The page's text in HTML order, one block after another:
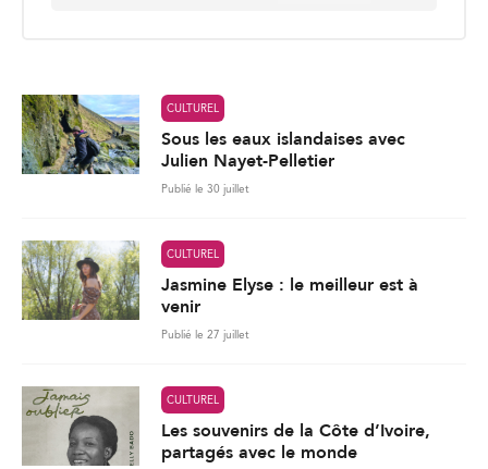
Jasmine Elyse : le meilleur est à
venir
Publié le 27 juillet
Les souvenirs de la Côte d’Ivoire,
partagés avec le monde
Publié le 24 juillet
Charger plus de nouvelles